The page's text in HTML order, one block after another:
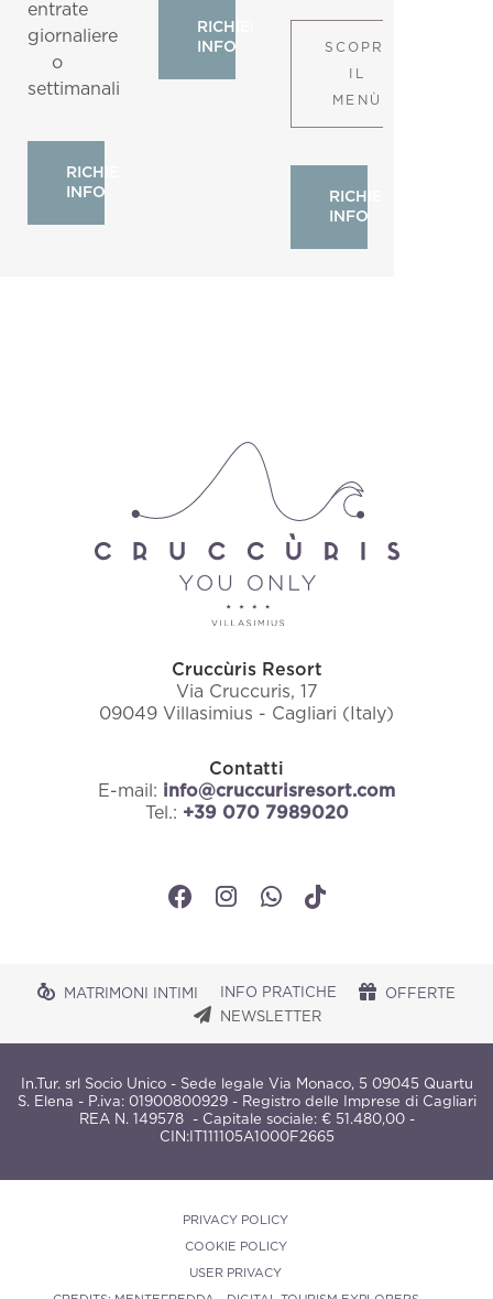
entrate
giornaliere
o
settimanali.
RICHIEDI
INFO
RICHIEDI
INFO
SCOPRI
MENÙ
RICHIEDI
INFO
Cruccùris Resort
Via Cruccuris, 17
09049 Villasimius - Cagliari (Italy)
Contatti
E-mail: info@cruccurisresort.com
Tel.: +39 070 7989020
MATRIMONI INTIMI INFO PRATICHE
OFFERTE
NEWSLETTER
In.Tur. srl Socio Unico - Sede legale Via Monaco, 5 09045 Quartu
S. Elena - P.iva: 01900800929 - Registro delle Imprese di Cagliari
REA N. 149578 - Capitale sociale: € 51.480,00 -
CIN:IT111105A1000F2665
PRIVACY POLICY
COOKIE POLICY
USER PRIVACY